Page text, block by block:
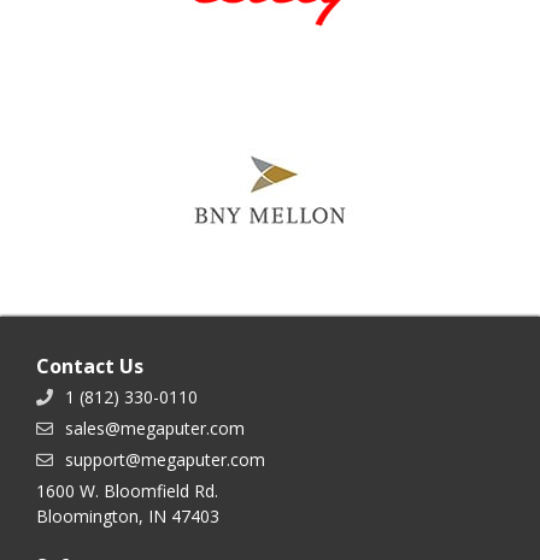
Contact Us
1 (812) 330-0110
sales@megaputer.com
support@megaputer.com
1600 W. Bloomfield Rd.
Bloomington, IN 47403